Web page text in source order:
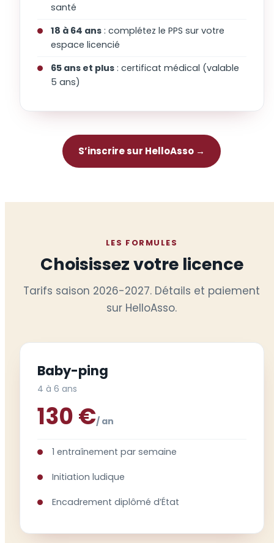
santé
18 à 64 ans: complétez le PPS sur votre
espace licencié
65 ans et plus: certificat médical (valable
5 ans)
S’inscrire sur HelloAsso →
LES FORMULES
Choisissez votre licence
Tarifs saison 2026-2027. Détails et paiement
sur HelloAsso.
Baby-ping
4 à 6 ans
130 €/ an
1 entraînement par semaine
Initiation ludique
Encadrement diplômé d’État